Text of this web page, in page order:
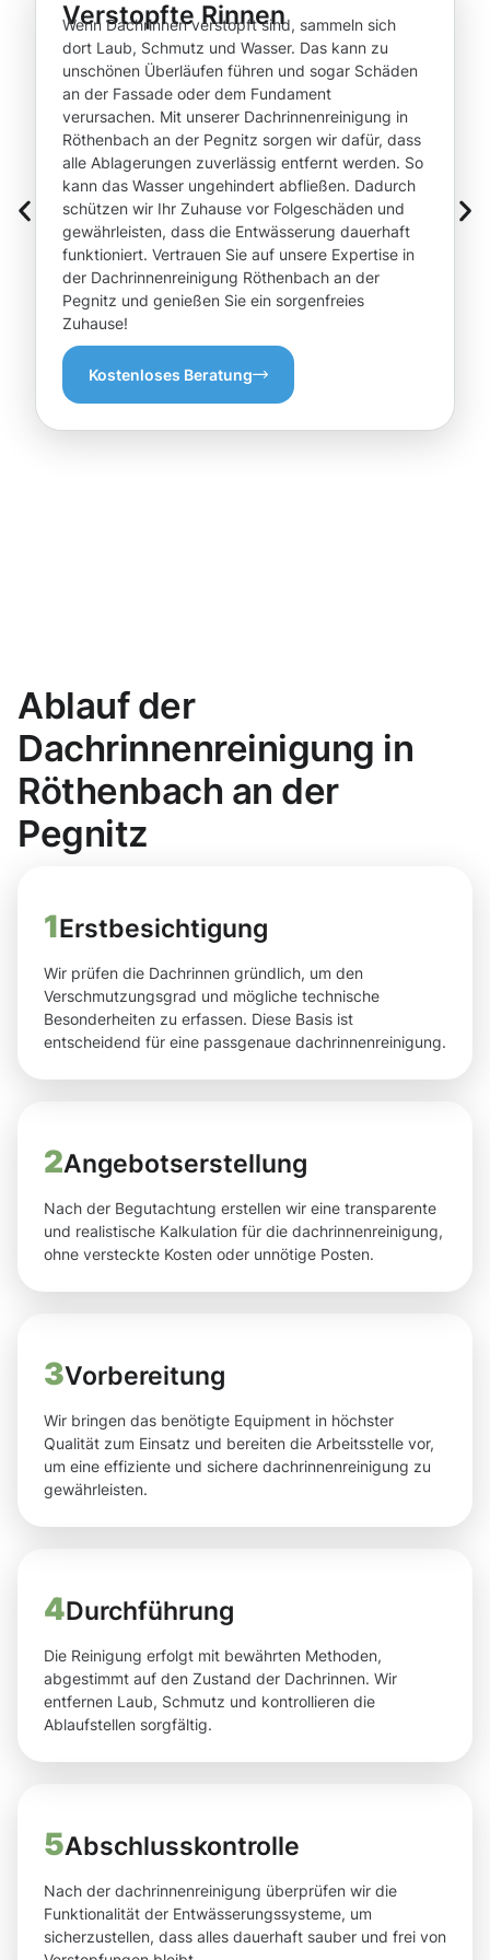
Verstopfte Rinnen
Wenn Dachrinnen verstopft sind, sammeln sich
dort Laub, Schmutz und Wasser. Das kann zu
unschönen Überläufen führen und sogar Schäden
an der Fassade oder dem Fundament
verursachen. Mit unserer Dachrinnenreinigung in
Röthenbach an der Pegnitz sorgen wir dafür, dass
alle Ablagerungen zuverlässig entfernt werden. So
kann das Wasser ungehindert abfließen. Dadurch
schützen wir Ihr Zuhause vor Folgeschäden und
gewährleisten, dass die Entwässerung dauerhaft
funktioniert. Vertrauen Sie auf unsere Expertise in
der Dachrinnenreinigung Röthenbach an der
Pegnitz und genießen Sie ein sorgenfreies
Zuhause!
Kostenloses Beratung
Ablauf der
Dachrinnenreinigung in
Röthenbach an der
Pegnitz
1Erstbesichtigung
Wir prüfen die Dachrinnen gründlich, um den
Verschmutzungsgrad und mögliche technische
Besonderheiten zu erfassen. Diese Basis ist
entscheidend für eine passgenaue dachrinnenreinigung.
2Angebotserstellung
Nach der Begutachtung erstellen wir eine transparente
und realistische Kalkulation für die dachrinnenreinigung,
ohne versteckte Kosten oder unnötige Posten.
3Vorbereitung
Wir bringen das benötigte Equipment in höchster
Qualität zum Einsatz und bereiten die Arbeitsstelle vor,
um eine effiziente und sichere dachrinnenreinigung zu
gewährleisten.
4Durchführung
Die Reinigung erfolgt mit bewährten Methoden,
abgestimmt auf den Zustand der Dachrinnen. Wir
entfernen Laub, Schmutz und kontrollieren die
Ablaufstellen sorgfältig.
5Abschlusskontrolle
Nach der dachrinnenreinigung überprüfen wir die
Funktionalität der Entwässerungssysteme, um
sicherzustellen, dass alles dauerhaft sauber und frei von